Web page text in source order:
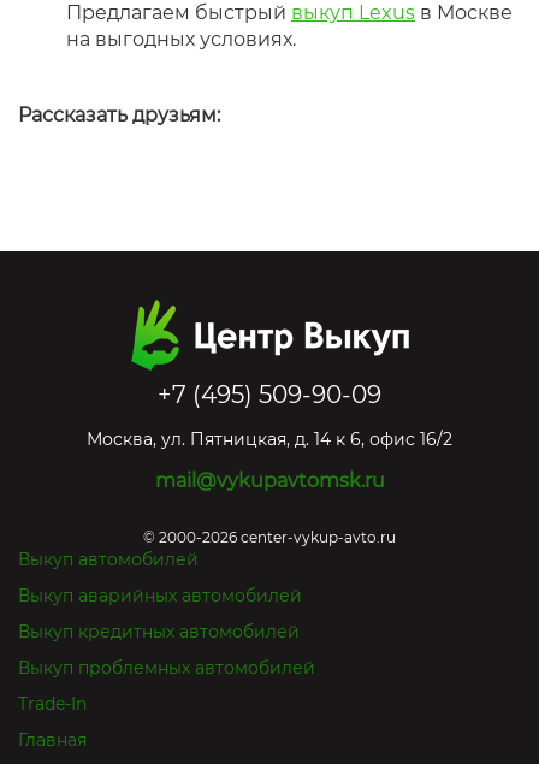
Предлагаем быстрый выкуп Lexus в Москве
на выгодных условиях.
Рассказать друзьям:
+7 (495) 509-90-09
Москва, ул. Пятницкая, д. 14 к 6, офис 16/2
mail@vykupavtomsk.ru
© 2000-2026 center-vykup-avto.ru
Выкуп автомобилей
Выкуп аварийных автомобилей
Выкуп кредитных автомобилей
Выкуп проблемных автомобилей
Trade-In
Главная